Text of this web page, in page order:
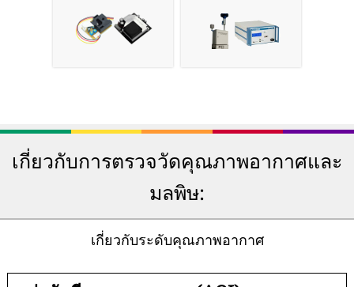
เกี่ยวกับการตรวจวัดคุณภาพอากาศและ
มลพิษ:
เกี่ยวกับระดับคุณภาพอากาศ